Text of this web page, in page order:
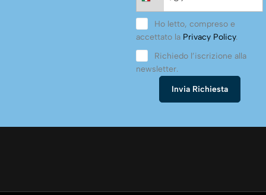
Ho letto, compreso e
accettato la Privacy Policy.
Richiedo l’iscrizione alla
newsletter.